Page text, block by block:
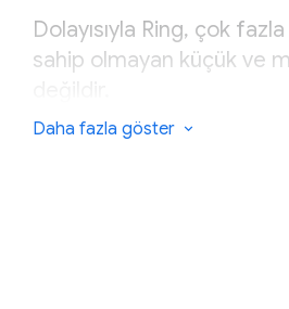
Dolayısıyla Ring, çok
sahip olmayan küçük ve
Daha fazla göster